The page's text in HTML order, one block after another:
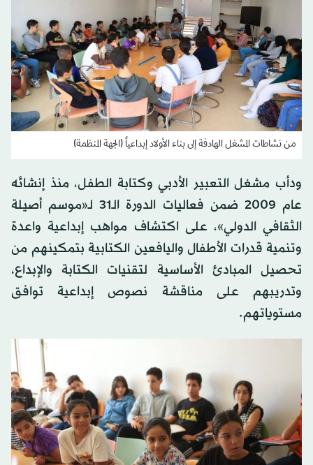
من نشاطات المشغل الهادفة إلى بناء الأولاد إبداعياً (الجهة المنظمة)
ودأب مشغل التعبير الأدبي وكتابة الطفل، منذ إنشائه
عام 2009 ضمن فعاليات الدورة الـ31 لـ«موسم أصيلة
الثقافي الدولي»، على اكتشاف مواهب إبداعية واعدة
وتنمية قدرات الأطفال واليافعين الكتابية بتمكينهم من
تحصيل المبادئ الأساسية لتقنيات الكتابة والإبداع،
وتدريبهم على مناقشة نصوص إبداعية توافق
مستوياتهم.